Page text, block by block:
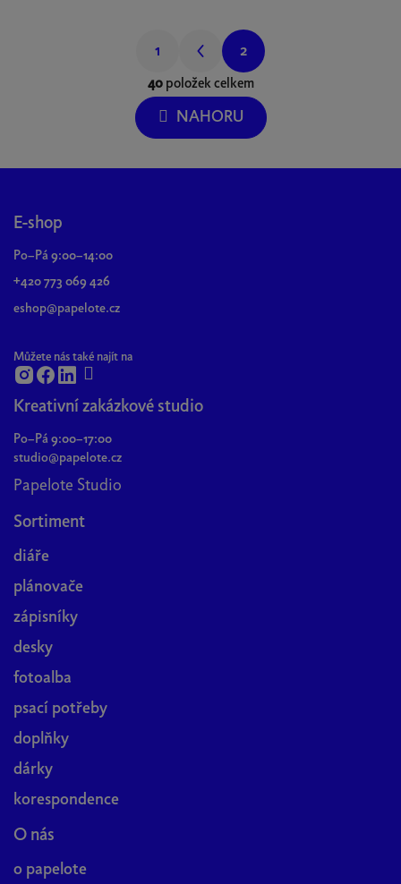
O
v
d
i
t
á
n
k
o
á
1 2
40položek celkem
NAHORU
E-shop
Po–Pá 9:00–14:00
+420 773 069 426
eshop@papelote.cz
Můžete nás také najít na
Kreativní zakázkové studio
Po–Pá 9:00–17:00
studio@papelote.cz
Papelote Studio
Sortiment
diáře
plánovače
zápisníky
desky
fotoalba
psací potřeby
doplňky
dárky
korespondence
O nás
o papelote